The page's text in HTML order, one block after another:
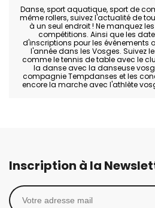
Danse, sport aquatique, sport de
même rollers, suivez l'actualité de
à un seul endroit ! Ne manquez
compétitions. Ainsi que les
d'inscriptions pour les événements
l'année dans les Vosges. Suivez
comme le tennis de table avec le
la danse avec la danseuse
compagnie Tempdanses et les
encore la marche avec l'athlète
Inscription à la